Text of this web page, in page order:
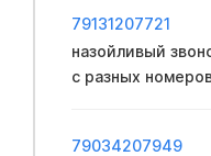
79131207721
назойливый
с разных
79034207949